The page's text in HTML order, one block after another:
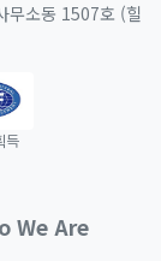
무소동 1507호 (힐
득
We Are